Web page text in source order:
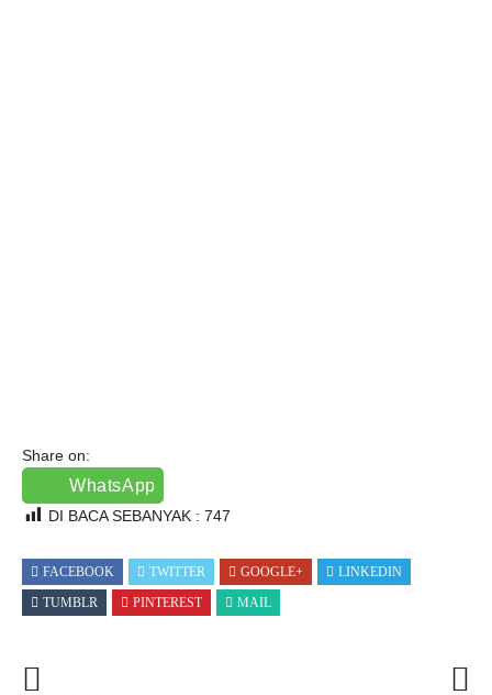
Share on:
WhatsApp
DI BACA SEBANYAK : 747
FACEBOOK TWITTER GOOGLE+
LINKEDIN
TUMBLR
PINTEREST MAIL